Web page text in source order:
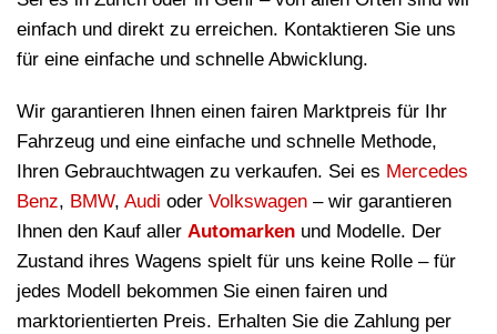
einfach und direkt zu erreichen. Kontaktieren Sie uns
für eine einfache und schnelle Abwicklung.
Wir garantieren Ihnen einen fairen Marktpreis für Ihr
Fahrzeug und eine einfache und schnelle Methode,
Ihren Gebrauchtwagen zu verkaufen. Sei es Mercedes
Benz, BMW, Audi oder Volkswagen – wir garantieren
Ihnen den Kauf aller Automarken und Modelle. Der
Zustand ihres Wagens spielt für uns keine Rolle – für
jedes Modell bekommen Sie einen fairen und
marktorientierten Preis. Erhalten Sie die Zahlung per